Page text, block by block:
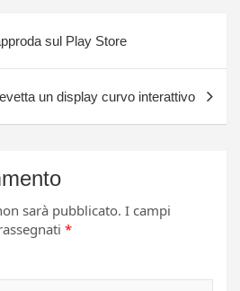
sul Play Store
un display curvo interattivo
sarà pubblicato. I campi
*